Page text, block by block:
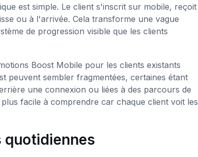
est simple. Le client s'inscrit sur mobile, reçoit
ou à l'arrivée. Cela transforme une vague
de progression visible que les clients
Boost Mobile pour les clients existants
peuvent sembler fragmentées, certaines étant
une connexion ou liées à des parcours de
facile à comprendre car chaque client voit les
quotidiennes